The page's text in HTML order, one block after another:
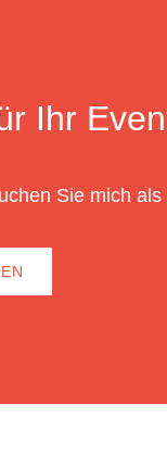
Ihr
Sie mich